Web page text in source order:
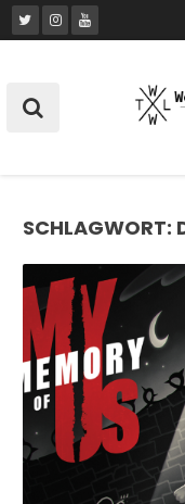
Skip
to
SCHLAGWORT: